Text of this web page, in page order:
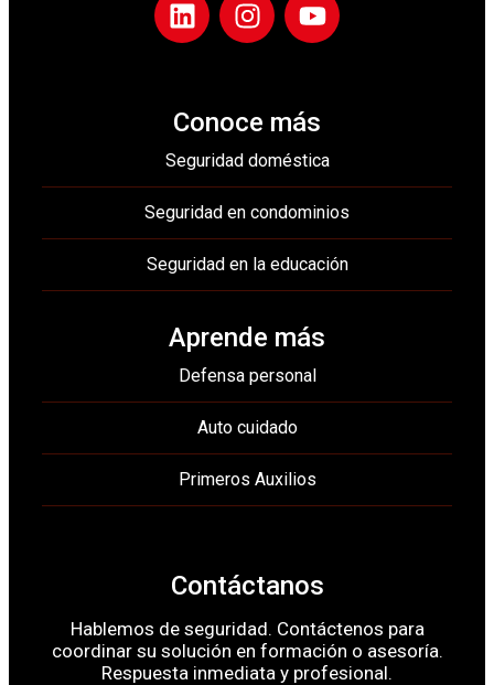
Conoce más
Seguridad doméstica
Seguridad en condominios
Seguridad en la educación
Aprende más
Defensa personal
Auto cuidado
Primeros Auxilios
Contáctanos
Hablemos de seguridad. Contáctenos para
coordinar su solución en formación o asesoría.
Respuesta inmediata y profesional.